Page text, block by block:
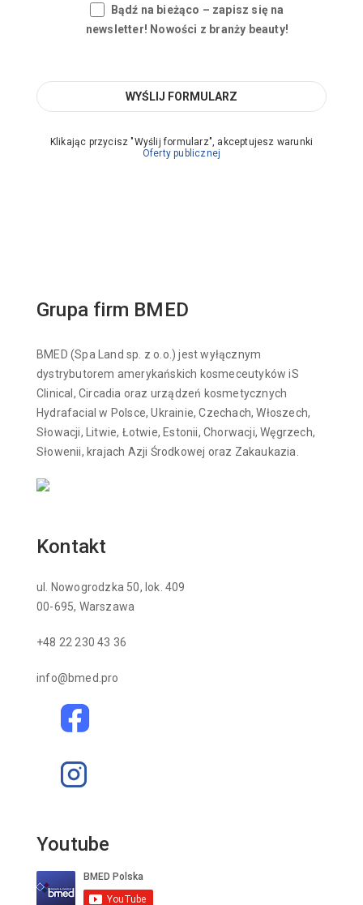
Bądź na bieżąco – zapisz się na
newsletter! Nowości z branży beauty!
Klikając przycisz "Wyślij formularz", akceptujesz warunki
Oferty publicznej
Grupa firm BMED
BMED (Spa Land sp. z o.o.) jest wyłącznym
dystrybutorem amerykańskich kosmeceutyków iS
Clinical, Circadia oraz urządzeń kosmetycznych
Hydrafacial w Polsce, Ukrainie, Czechach, Włoszech,
Słowacji, Litwie, Łotwie, Estonii, Chorwacji, Węgrzech,
Słowenii, krajach Azji Środkowej oraz Zakaukazia.
Kontakt
ul. Nowogrodzka 50, lok. 409
00-695, Warszawa
+48 22 230 43 36
info@bmed.pro
Youtube